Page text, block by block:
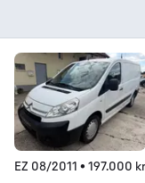
EZ 08/2011 • 197.000